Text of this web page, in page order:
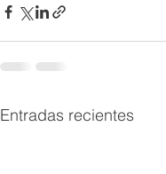
Entradas recientes